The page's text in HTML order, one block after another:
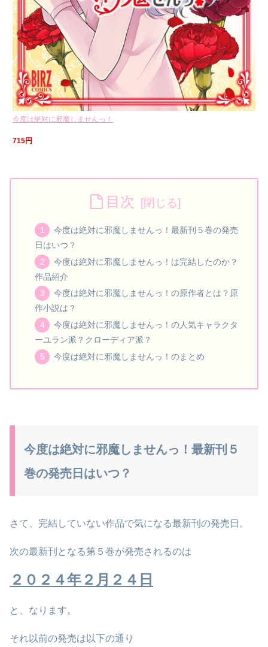
今度は絶対に邪魔しませんっ！
715円
目次
今度は絶対に邪魔しませんっ！最新刊５巻の発売
日はいつ？
今度は絶対に邪魔しませんっ！は完結したのか？
作品紹介
今度は絶対に邪魔しませんっ！の原作者とは？原
作小説は？
今度は絶対に邪魔しませんっ！の人気キャラクタ
ーユラン派？クローディア派？
今度は絶対に邪魔しませんっ！のまとめ
今度は絶対に邪魔しませんっ！最新刊５
巻の発売日はいつ？
さて、完結していない作品で気になる最新刊の発売日。
次の最新刊となる第５巻が発売されるのは
２０２４年２月２４日
と、なります。
それ以前の発売は以下の通り